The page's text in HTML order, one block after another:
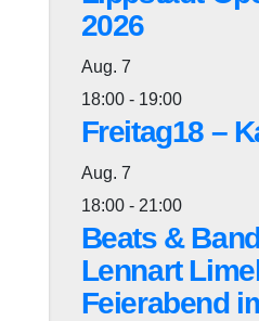
2026
Aug. 7
18:00- 19:00
Freitag18 –
Aug. 7
18:00- 21:00
Beats &
Lennart
Feierabend